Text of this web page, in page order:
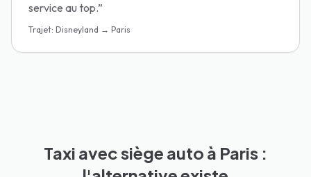
service au top.”
Trajet: Disneyland → Paris
Taxi avec siège auto à Paris :